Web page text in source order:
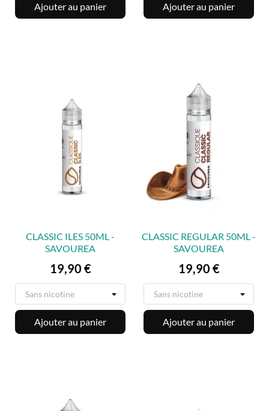
Ajouter au panier Ajouter au panier
CLASSIC ILES 50ML -
SAVOUREA
Prix
19,90 €
Ajouter au panier
CLASSIC REGULAR 50ML -
SAVOUREA
Prix
19,90 €
Ajouter au panier